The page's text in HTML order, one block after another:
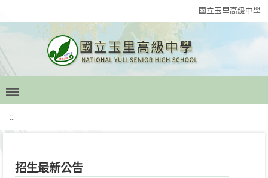
國立玉里高級中學
:::
招生最新公告